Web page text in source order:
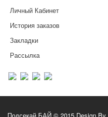
Личный Кабинет
История заказов
Закладки
Рассылка